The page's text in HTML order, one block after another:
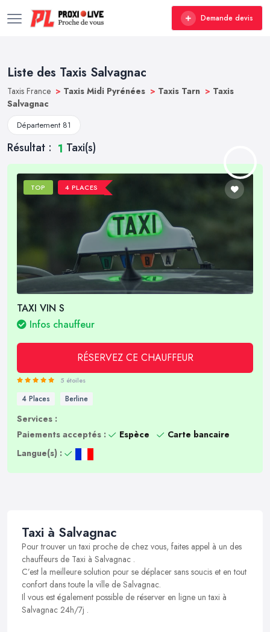
Demande devis
Liste des Taxis Salvagnac
Taxis France > Taxis Midi Pyrénées > Taxis Tarn > Taxis
Salvagnac
Département 81
Résultat : 1 Taxi(s)
TOP 4 PLACES
TAXI VIN S
Infos chauffeur
RÉSERVEZ CE CHAUFFEUR
5 étoiles
4 Places Berline
Services :
Paiements acceptés :
Espèce
Carte bancaire
Langue(s) :
Taxi à Salvagnac
Pour trouver un taxi proche de chez vous, faites appel à un des
chauffeurs de Taxi à Salvagnac .
C’est la meilleure solution pour se déplacer sans soucis et en tout
confort dans toute la ville de Salvagnac.
Il vous est également possible de réserver en ligne un taxi à
Salvagnac 24h/7j .